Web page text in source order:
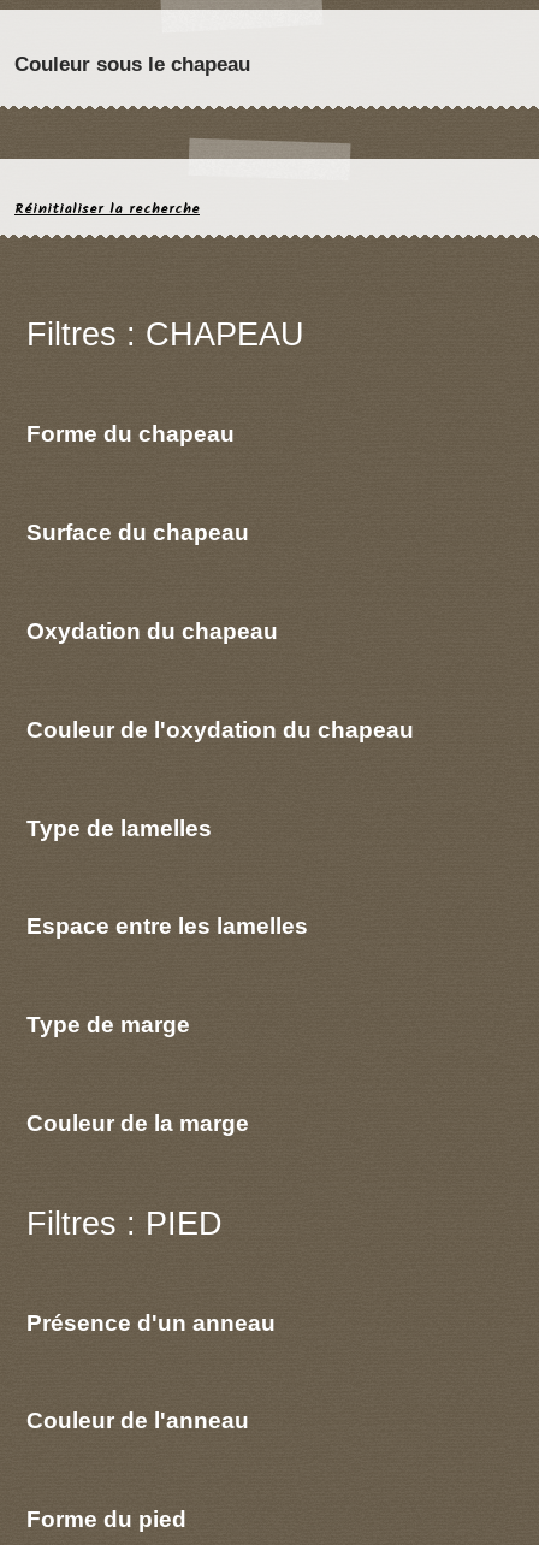
Couleur sous le chapeau
Réinitialiser la recherche
Filtres : CHAPEAU
Forme du chapeau
Surface du chapeau
Oxydation du chapeau
Couleur de l'oxydation du chapeau
Type de lamelles
Espace entre les lamelles
Type de marge
Couleur de la marge
Filtres : PIED
Présence d'un anneau
Couleur de l'anneau
Forme du pied